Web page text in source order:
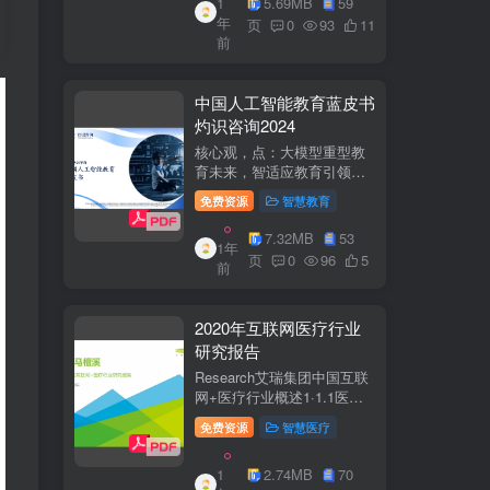
参编綦兵、谷金辉、温庆
福、王丹、岳...
年
前
页
0 93 11
中国人工智能教育蓝皮书
灼识咨询2024
核心观，点：大模型重型教
育未来，智适应教育引领
A+教有新纪元灼识咨询
China inshts Consultancy帆
观：深剂：洞来：失减：全
球故有革新浪湘2学习机妆占
硬件查头智道，应学习机市
免费资源 智慧教育
1年
前
7.32MB
53
页
0 96 5
2020年互联网医疗行业
研究报告
Research艾瑞集团中国互联
网+医疗行业概述1·1.1医疗
行业困境中国互联网+医疗行
业现状2中国互联网+医疗用
户行为洞察3中国互联网+医
疗热门赛道分析4中国互联网
免费资源 智慧医疗
1
2.74MB
70